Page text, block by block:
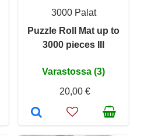
3000 Palat
Puzzle Roll Mat up to
3000 pieces III
Varastossa (3)
20,00 €